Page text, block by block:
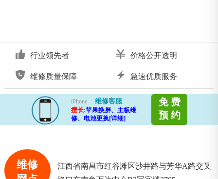
行业领先者 价格公开透明
维修质量保障 急速优质服务
iPhone
维修客服
擅长:苹果换屏、主板维
修、电池更换[详细]
免 费
预 约
维修
江西省南昌市红谷滩区沙井路与芳华A路交叉